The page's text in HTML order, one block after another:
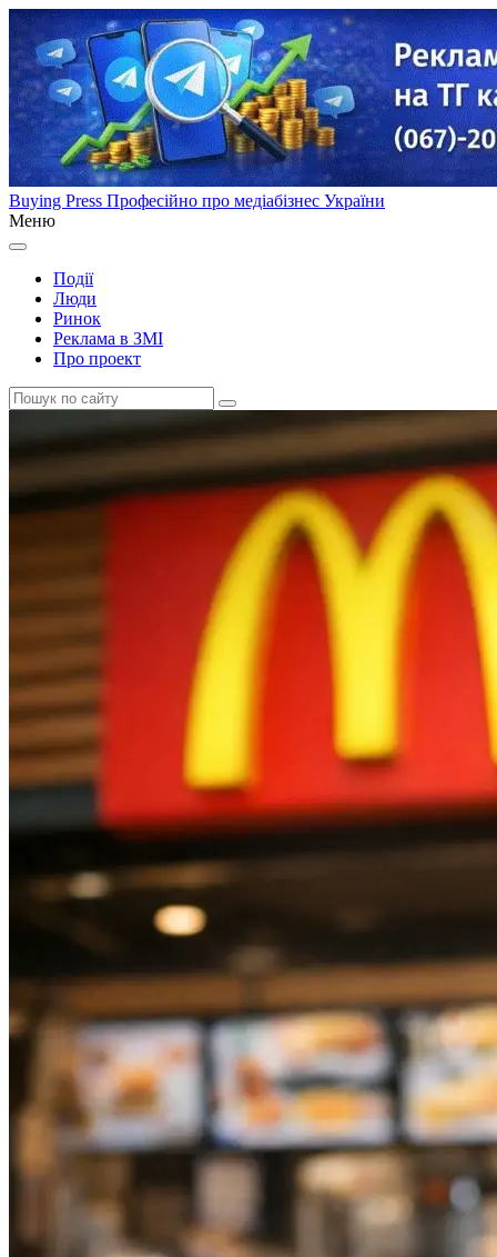
Buying Press Професійно про медіабізнес України
Меню
Події
Люди
Ринок
Реклама в ЗМІ
Про проект